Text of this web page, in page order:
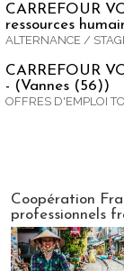
CARREFOUR
ressources
ALTERNANCE /
CARREFOUR
- (Vannes (56))
OFFRES D'EMPLOI
Coopération
professionnels